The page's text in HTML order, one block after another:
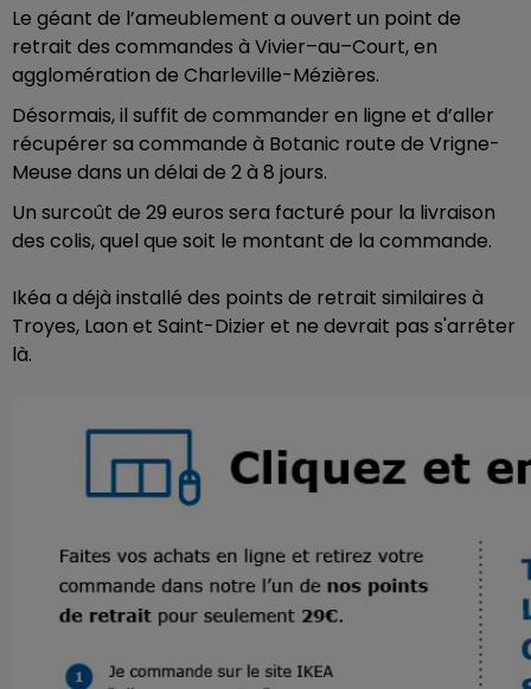
Le géant de l’ameublement a ouvert un point de
retrait des commandes à Vivier–au–Court, en
agglomération de Charleville-Mézières.
Désormais, il suffit de commander en ligne et d’aller
récupérer sa commande à Botanic route de Vrigne-
Meuse dans un délai de 2 à 8 jours.
Un surcoût de 29 euros sera facturé pour la livraison
des colis, quel que soit le montant de la commande.
Ikéa a déjà installé des points de retrait similaires à
Troyes, Laon et Saint-Dizier et ne devrait pas s'arrêter
là.